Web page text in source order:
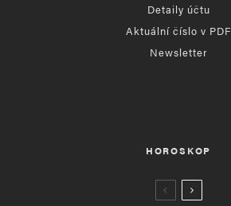
Detaily účtu
Aktuální číslo v PDF
Newsletter
HOROSKOP